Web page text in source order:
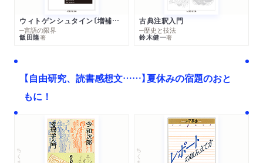
ウィトゲンシュタイン〔増補新版〕
─言語の限界
飯田隆著
古典注釈入門
─歴史と技法
鈴木健一著
【自由研究、読書感想文……】夏休みの宿題のおと
もに！
ちくま文庫 ちくま学芸文庫